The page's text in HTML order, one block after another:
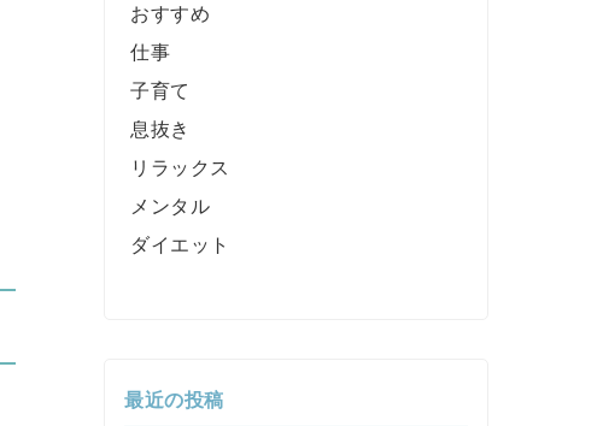
おすすめ
仕事
子育て
息抜き
リラックス
メンタル
ダイエット
最近の投稿